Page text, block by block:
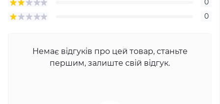
0
0
Немає відгуків про цей товар, станьте
першим, залиште свій відгук.